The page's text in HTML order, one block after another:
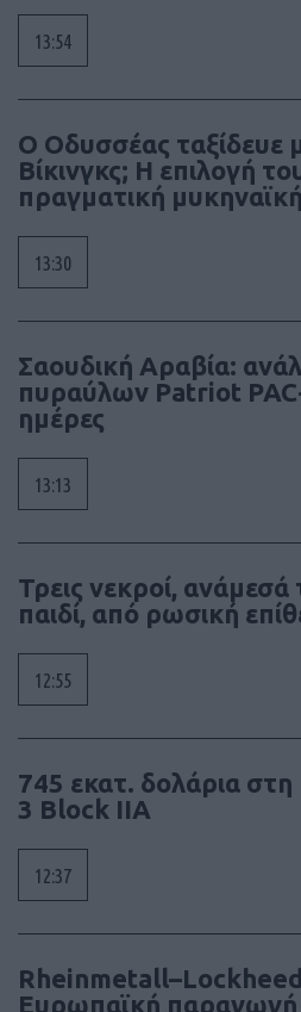
13:54
Ο Οδυσσέας ταξίδευε
Βίκινγκς; Η επιλογή
πραγματική
13:30
Σαουδική Αραβία:
πυραύλων Patriot
ημέρες
13:13
Τρεις νεκροί, ανάμεσά
παιδί, από ρωσική
12:55
745 εκατ. δολάρια
3 Block IIA
12:37
Ευρωπαϊκή παραγωγή